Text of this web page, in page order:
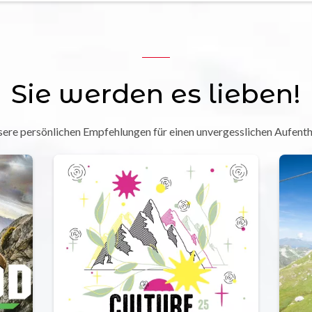
Sie werden es lieben!
persönlichen Empfehlungen für einen unvergesslichen